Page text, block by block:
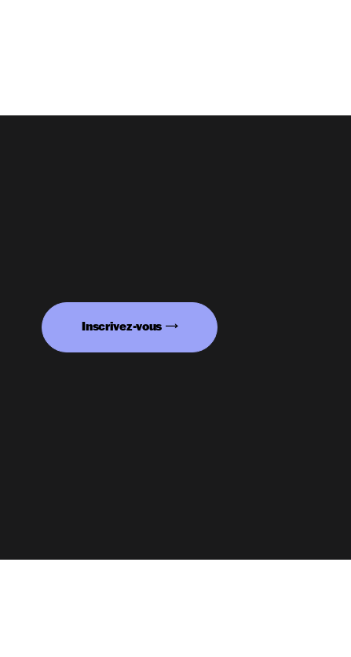
Inscrivez-vous